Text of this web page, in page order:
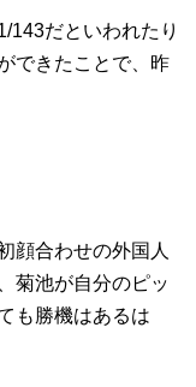
143だといわれたり
できたことで、昨
顔合わせの外国人
菊池が自分のピッ
も勝機はあるは